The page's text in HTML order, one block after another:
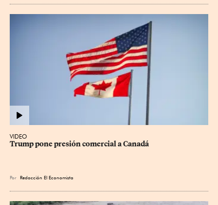
VIDEO
Trump pone presión comercial a Canadá
Por Redacción El Economista